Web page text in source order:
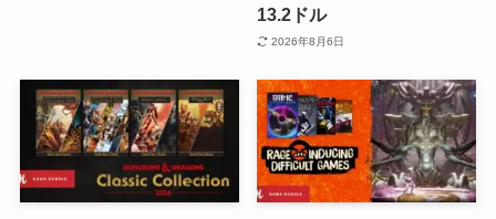
13.2ドル
2026年8月6日